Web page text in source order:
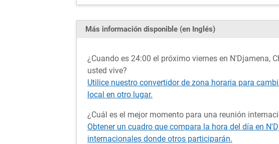
Más información disponible (en Inglés)
¿Cuando es 24:00 el próximo viernes en N'Djamena,
usted vive?
Utilice nuestro convertidor de zona horaria para
local en otro lugar.
¿Cuál es el mejor momento para una reunión
Obtener un cuadro que compara la hora del día en
internacionales donde otros participarán.